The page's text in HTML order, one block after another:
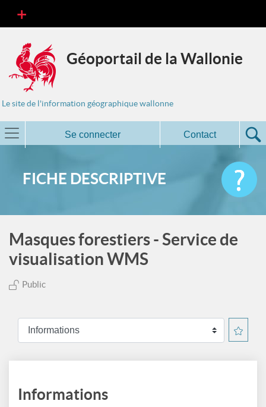
Géoportail de la Wallonie
Le site de l'information géographique wallonne
Se connecter Contact
FICHE DESCRIPTIVE
Masques forestiers - Service de
visualisation WMS
Public
Informations